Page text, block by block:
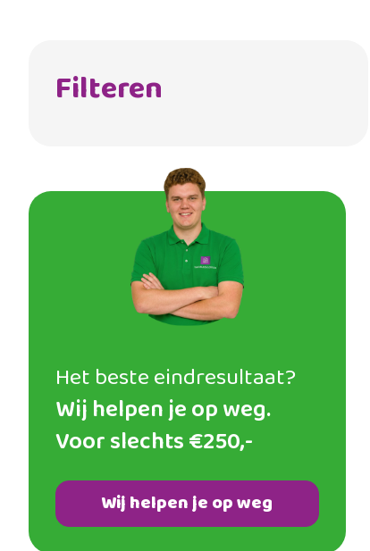
Filteren
Het beste eindresultaat?
Wij helpen je op weg.
Voor slechts €250,-
Wij helpen je op weg